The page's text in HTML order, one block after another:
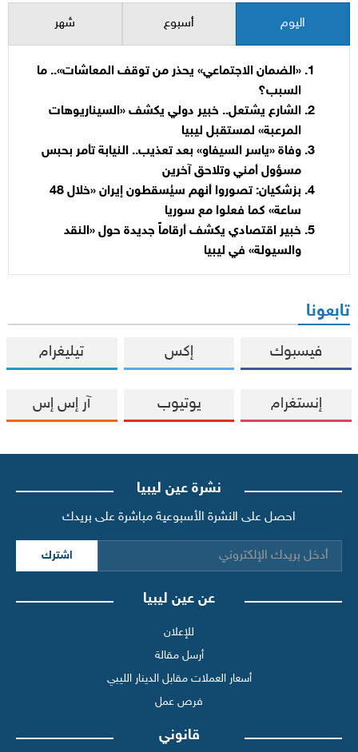
اليوم أسبوع شهر
«الضمان الاجتماعي» يحذر من توقف المعاشات».. ما
السبب؟
الشارع يشتعل.. خبير دولي يكشف «السيناريوهات
المرعبة» لمستقبل ليبيا
وفاة «ياسر السيفاو» بعد تعذيب.. النيابة تأمر بحبس
مسؤول أمني وتلاحق آخرين
بزشكيان: تصوروا أنهم سيُسقطون إيران «خلال 48
ساعة» كما فعلوا مع سوريا
خبير اقتصادي يكشف أرقاماً جديدة حول «النقد
والسيولة» في ليبيا
تابعونا
فيسبوك إكس تيليغرام
إنستغرام يوتيوب آر إس إس
نشرة عين ليبيا
احصل على النشرة الأسبوعية مباشرة على بريدك
اشترك
عن عين ليبيا
للإعلان
أرسل مقالة
أسعار العملات مقابل الدينار الليبي
فرص عمل
قانوني